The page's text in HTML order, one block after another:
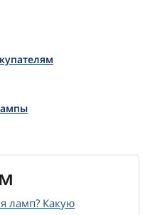
ламп? Какую